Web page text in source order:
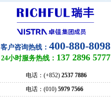
客户咨询热线： 400-880-8098
24小时服务热线： 137 2896 5777
电话：(+852) 2537 7886
电话：(010) 5979 7566